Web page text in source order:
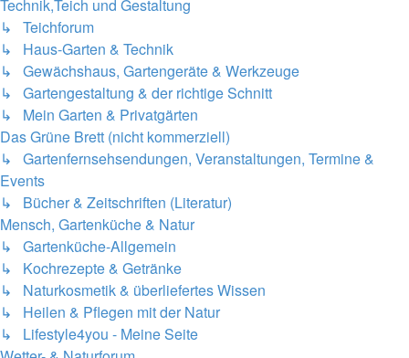
Technik,Teich und Gestaltung
↳ Teichforum
↳ Haus-Garten & Technik
↳ Gewächshaus, Gartengeräte & Werkzeuge
↳ Gartengestaltung & der richtige Schnitt
↳ Mein Garten & Privatgärten
Das Grüne Brett (nicht kommerziell)
↳ Gartenfernsehsendungen, Veranstaltungen, Termine &
Events
↳ Bücher & Zeitschriften (Literatur)
Mensch, Gartenküche & Natur
↳ Gartenküche-Allgemein
↳ Kochrezepte & Getränke
↳ Naturkosmetik & überliefertes Wissen
↳ Heilen & Pflegen mit der Natur
↳ Lifestyle4you - Meine Seite